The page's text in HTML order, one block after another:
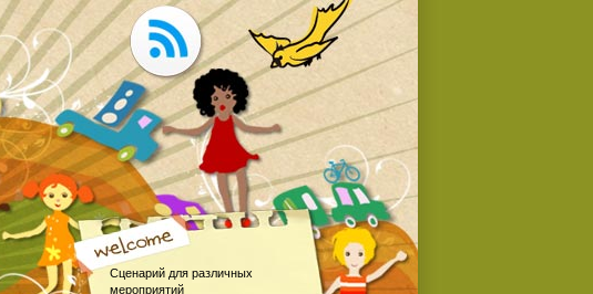
Сценарий для различных
мероприятий